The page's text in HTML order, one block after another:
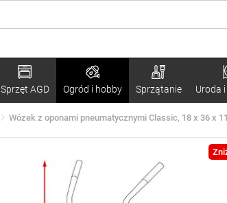
Sprzęt AGD Ogród i hobby Sprzątanie Uroda
Wózek z oponami pneumatycznymi Classic, 18 x 36 x